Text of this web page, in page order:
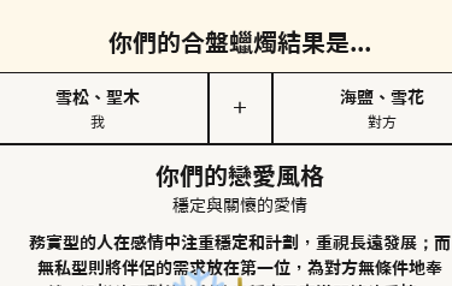
你們的合盤蠟燭結果是...
雪松、聖木
我
＋
海鹽、雪花
對方
你們的戀愛風格
穩定與關懷的愛情
務實型的人在感情中注重穩定和計劃，重視長遠發展；而
無私型則將伴侶的需求放在第一位，為對方無條件地奉